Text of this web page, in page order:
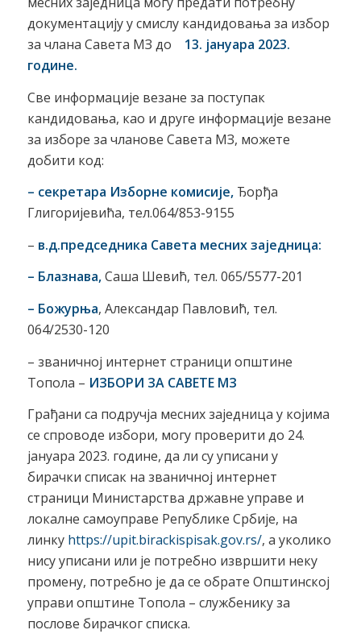
документацију у смислу кандидовања за избор
за члана Савета МЗ до 13. јануара 2023.
године.
Све информације везане за поступак
кандидовања, као и друге информације везане
за изборе за чланове Савета МЗ, можете
добити код:
– секретара Изборне комисије, Ђорђа
Глигоријевића, тел.064/853-9155
– в.д.председника Савета месних заједница:
– Блазнава,Саша Шевић, тел. 065/5577-201
– Божурња, Александар Павловић, тел.
064/2530-120
– званичној интернет страници општине
Топола – ИЗБОРИ ЗА САВЕТЕ МЗ
Грађани са подручја месних заједница у којима
се спроводе избори, могу проверити до 24.
јануара 2023. године, да ли су уписани у
бирачки списак на званичној интернет
страници Министарства државне управе и
локалне самоуправе Републике Србије, на
линку https://upit.birackispisak.gov.rs/, а уколико
нису уписани или је потребно извршити неку
промену, потребно је да се обрате Општинској
управи општине Топола – службенику за
послове бирачког списка.